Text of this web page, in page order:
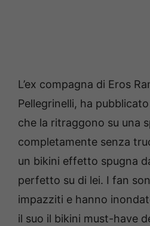
L’ex compagna di Eros
Pellegrinelli, ha
che la ritraggono su una
completamente senza
un bikini effetto spugna
perfetto su di lei. I fan
impazziti e hanno
il suo il bikini must-have